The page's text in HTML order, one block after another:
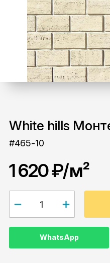
White hills
#465-10
1 620 ₽/м²
WhatsApp